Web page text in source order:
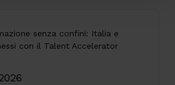
senza confini: Italia e
con il Talent Accelerator